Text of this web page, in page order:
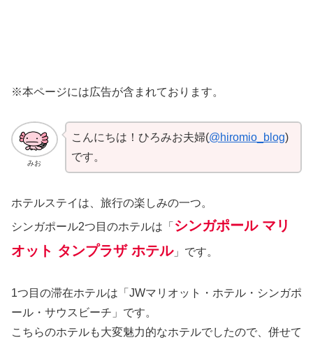
※本ページには広告が含まれております。
みお
こんにちは！ひろみお夫婦(@hiromio_blog)
です。
ホテルステイは、旅行の楽しみの一つ。
シンガポール2つ目のホテルは「 シンガポール マリ
オット タンプラザ ホテル」です。
1つ目の滞在ホテルは「JWマリオット・ホテル・シンガポ
ール・サウスビーチ」です。
こちらのホテルも大変魅力的なホテルでしたので、併せて